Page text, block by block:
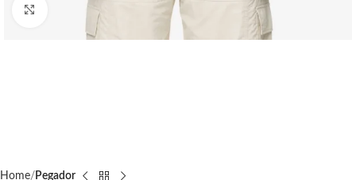
Home Pegador​